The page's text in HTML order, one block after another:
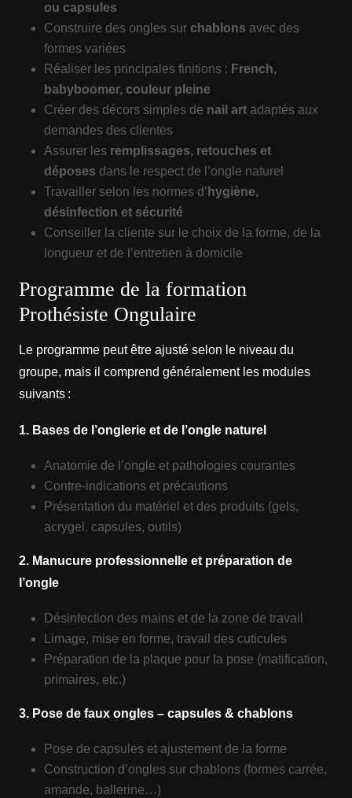
ou capsules
Construire des ongles sur chablons avec des
formes variées
Réaliser les principales finitions : French,
babyboomer, couleur pleine
Créer des décors simples de nail art adaptés aux
demandes des clientes
Assurer les remplissages, retouches et
déposes dans le respect de l’ongle naturel
Travailler selon les normes d’ hygiène,
désinfection et sécurité
Conseiller la cliente sur le choix de la forme, de la
longueur et de l’entretien à domicile
Programme de la formation
Prothésiste Ongulaire
Le programme peut être ajusté selon le niveau du
groupe, mais il comprend généralement les modules
suivants :
1. Bases de l’onglerie et de l’ongle naturel
Anatomie de l’ongle et pathologies courantes
Contre‑indications et précautions
Présentation du matériel et des produits (gels,
acrygel, capsules, outils)
2. Manucure professionnelle et préparation de
l’ongle
Désinfection des mains et de la zone de travail
Limage, mise en forme, travail des cuticules
Préparation de la plaque pour la pose (matification,
primaires, etc.)
3. Pose de faux ongles – capsules & chablons
Pose de capsules et ajustement de la forme
Construction d’ongles sur chablons (formes carrée,
amande, ballerine…)